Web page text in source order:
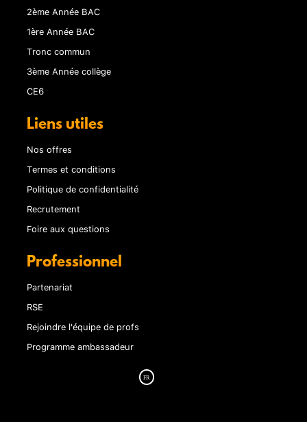
2ème Année BAC
1ère Année BAC
Tronc commun
3ème Année collège
CE6
Liens utiles
Nos offres
Termes et conditions
Politique de confidentialité
Recrutement
Foire aux questions
Professionnel
Partenariat
RSE
Rejoindre l'équipe de profs
Programme ambassadeur